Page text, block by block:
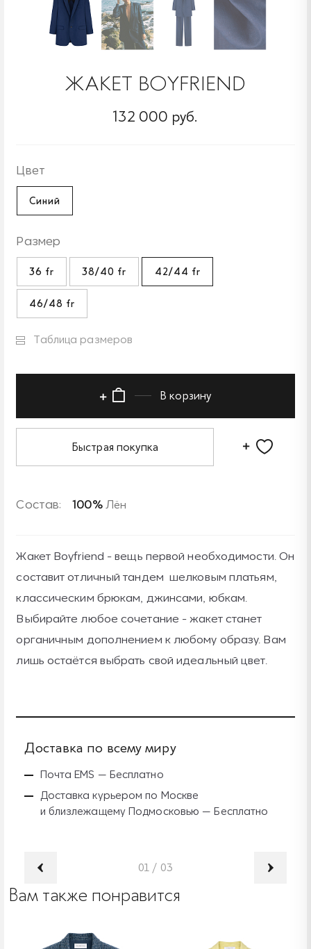
ЖАКЕТ BOYFRIEND
132 000 руб.
Цвет
Синий
Размер
36 fr 38/40 fr 42/44 fr
46/48 fr
Таблица размеров
В корзину
Быстрая покупка
Состав: 100%Лён
Жакет Boyfriend - вещь первой необходимости. Он
составит отличный тандем шелковым платьям,
классическим брюкам, джинсами, юбкам.
Выбирайте любое сочетание - жакет станет
органичным дополнением к любому образу. Вам
лишь остаётся выбрать свой идеальный цвет.
Доставка по всему миру
Почта EMS — Бесплатно
Доставка курьером по Москве
и близлежащему Подмосковью — Бесплатно
01 / 03
Вам также понравится